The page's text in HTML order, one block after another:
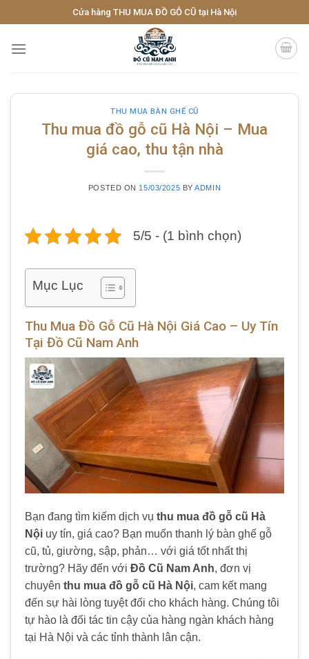
to
content
Cửa hàng THU MUA ĐỒ GỖ CŨ tại Hà Nội
THU MUA BÀN GHẾ CŨ
Thu mua đồ gỗ cũ Hà Nội – Mua
giá cao, thu tận nhà
POSTED ON 15/03/2025 BYADMIN
5/5 - (1 bình chọn)
Mục Lục
Thu Mua Đồ Gỗ Cũ Hà Nội Giá Cao – Uy Tín
Tại Đồ Cũ Nam Anh
Bạn đang tìm kiếm dịch vụ thu mua đồ gỗ cũ Hà
Nội uy tín, giá cao? Bạn muốn thanh lý bàn ghế gỗ
cũ, tủ, giường, sập, phản… với giá tốt nhất thị
trường? Hãy đến với Đồ Cũ Nam Anh, đơn vị
chuyên thu mua đồ gỗ cũ Hà Nội, cam kết mang
đến sự hài lòng tuyệt đối cho khách hàng. Chúng tôi
tự hào là đối tác tin cậy của hàng ngàn khách hàng
tại Hà Nội và các tỉnh thành lân cận.